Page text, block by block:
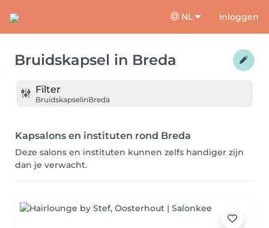
NL Inloggen
Bruidskapsel in Breda
Filter
BruidskapselinBreda
Kapsalons en instituten rond Breda
Deze salons en instituten kunnen zelfs handiger zijn
dan je verwacht.